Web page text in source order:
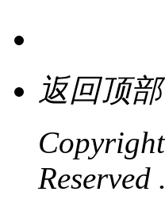
返回顶部
Reserved .